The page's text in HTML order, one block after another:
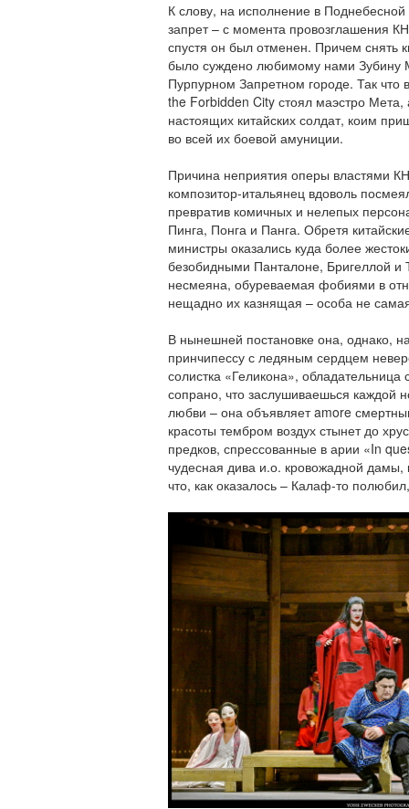
К слову, на исполнение в
запрет – с момента провозглашения
спустя он был отменен. Причем снять
было суждено любимому нами Зубину
Пурпурном Запретном городе. Так что
the Forbidden City стоял маэстро
настоящих китайских солдат, коим
во всей их боевой амуниции.
Причина неприятия оперы властями
композитор-итальянец вдоволь
превратив комичных и нелепых
Пинга, Понга и Панга. Обретя
министры оказались куда более
безобидными Панталоне, Бригеллой и
несмеяна, обуреваемая фобиями в
нещадно их казнящая – особа не
В нынешней постановке она, однако,
принчипессу с ледяным сердцем
солистка «Геликона», обладательница
сопрано, что заслушиваешься каждой
любви – она объявляет amore
красоты тембром воздух стынет до
предков, спрессованные в арии «In
чудесная дива и.о. кровожадной дамы,
что, как оказалось – Калаф-то